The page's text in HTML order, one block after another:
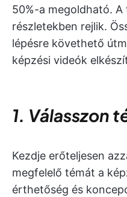
50%-a megoldható. A
részletekben rejlik.
lépésre követhető
képzési videók
1. Válasszon
Kezdje erőteljesen
megfelelő témát a
érthetőség és